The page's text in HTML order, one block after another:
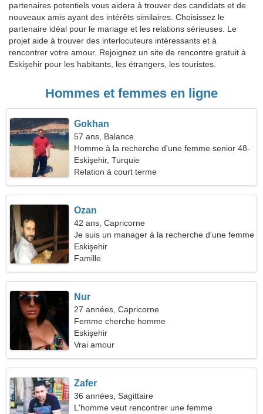
partenaires potentiels vous aidera à trouver des candidats et de
nouveaux amis ayant des intérêts similaires. Choisissez le
partenaire idéal pour le mariage et les relations sérieuses. Le
projet aide à trouver des interlocuteurs intéressants et à
rencontrer votre amour. Rejoignez un site de rencontre gratuit à
Eskişehir pour les habitants, les étrangers, les touristes.
Hommes et femmes en ligne
Gokhan
57 ans, Balance
Homme à la recherche d'une femme senior 48-
52
Eskişehir, Turquie
Relation à court terme
Ozan
42 ans, Capricorne
Je suis un manager à la recherche d'une femme
timide
Eskişehir
Famille
Nur
27 années, Capricorne
Femme cherche homme
Eskişehir
Vrai amour
Zafer
36 années, Sagittaire
L'homme veut rencontrer une femme